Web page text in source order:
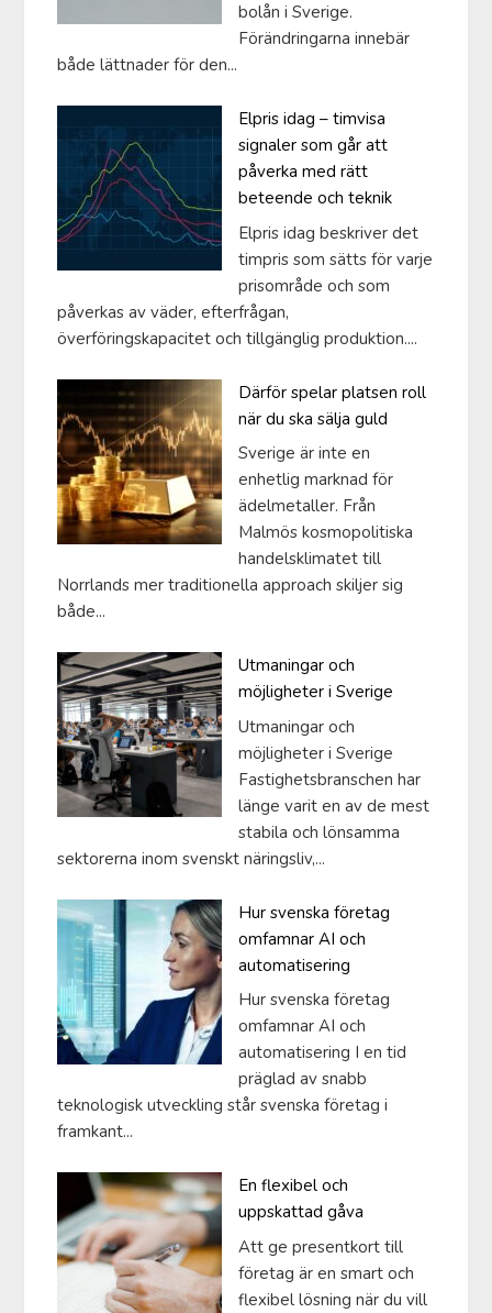
bolån i Sverige.
Förändringarna innebär
både lättnader för den...
Elpris idag – timvisa
signaler som går att
påverka med rätt
beteende och teknik
Elpris idag beskriver det
timpris som sätts för varje
prisområde och som
påverkas av väder, efterfrågan,
överföringskapacitet och tillgänglig produktion....
Därför spelar platsen roll
när du ska sälja guld
Sverige är inte en
enhetlig marknad för
ädelmetaller. Från
Malmös kosmopolitiska
handelsklimatet till
Norrlands mer traditionella approach skiljer sig
både...
Utmaningar och
möjligheter i Sverige
Utmaningar och
möjligheter i Sverige
Fastighetsbranschen har
länge varit en av de mest
stabila och lönsamma
sektorerna inom svenskt näringsliv,...
Hur svenska företag
omfamnar AI och
automatisering
Hur svenska företag
omfamnar AI och
automatisering I en tid
präglad av snabb
teknologisk utveckling står svenska företag i
framkant...
En flexibel och
uppskattad gåva
Att ge presentkort till
företag är en smart och
flexibel lösning när du vill